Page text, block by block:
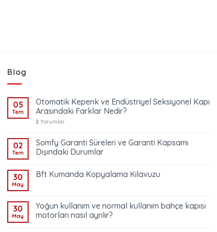
Blog
05
Tem
Otomatik Kepenk ve Endüstriyel Seksiyonel Kapı
Arasındaki Farklar Nedir?
2 Yorumlar
02
Tem
Somfy Garanti Süreleri ve Garanti Kapsamı
Dışındaki Durumlar
30
May
Bft Kumanda Kopyalama Kılavuzu
30
May
Yoğun kullanım ve normal kullanım bahçe kapısı
motorları nasıl ayrılır?